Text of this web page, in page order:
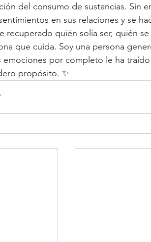
del consumo de sustancias. Sin
en sus relaciones y se
recuperado quién solía ser, quién
que cuida. Soy una persona
emociones por completo le ha
propósito. ✨